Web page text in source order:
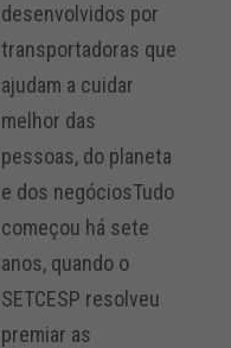
desenvolvidos por
transportadoras que
ajudam a cuidar
melhor das
pessoas, do planeta
e dos negóciosTudo
começou há sete
anos, quando o
SETCESP resolveu
premiar as